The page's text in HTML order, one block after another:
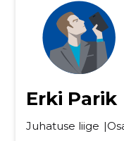
Erki Parik
Juhatuse liige